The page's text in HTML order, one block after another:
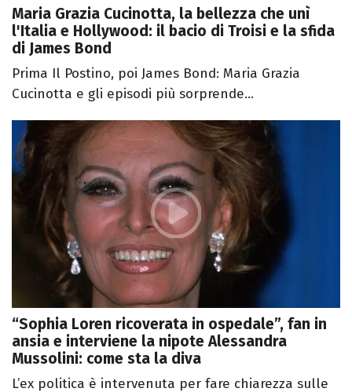
Maria Grazia Cucinotta, la bellezza che unì
l'Italia e Hollywood: il bacio di Troisi e la sfida
di James Bond
Prima Il Postino, poi James Bond: Maria Grazia
Cucinotta e gli episodi più sorprende...
“Sophia Loren ricoverata in ospedale”, fan in
ansia e interviene la nipote Alessandra
Mussolini: come sta la diva
L’ex politica è intervenuta per fare chiarezza sulle